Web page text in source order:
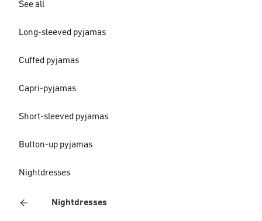
See all
Long-sleeved pyjamas
Cuffed pyjamas
Capri-pyjamas
Short-sleeved pyjamas
Button-up pyjamas
Nightdresses
Nightdresses